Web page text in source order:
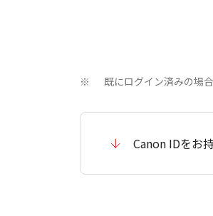
※ 既にログイン済みの場
Canon IDをお